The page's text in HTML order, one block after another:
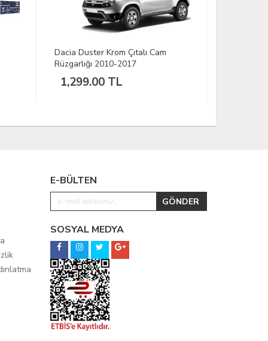
Citroen Berlingo Krom Çıtalı Cam
Rüzgarlığı 2018-2025 (2 li)
1,199.00 TL
E-BÜLTEN
SOSYAL MEDYA